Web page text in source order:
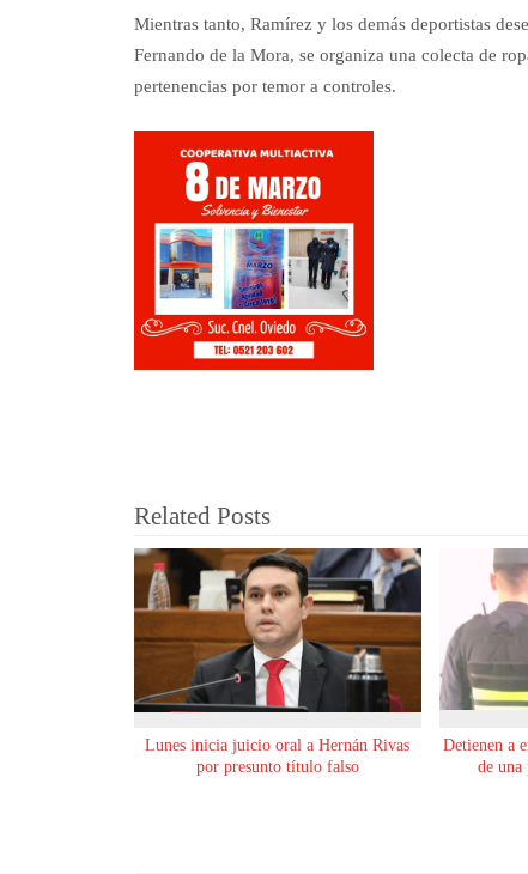
Mientras tanto, Ramírez y los demás deportistas
Fernando de la Mora, se organiza una colecta de
pertenencias por temor a controles.
Related Posts
Lunes inicia juicio oral a Hernán Rivas
por presunto título falso
Detienen a
de una